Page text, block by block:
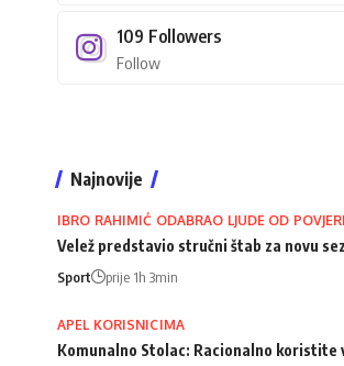
109 Followers
Follow
Najnovije
IBRO RAHIMIĆ ODABRAO LJUDE OD
Velež predstavio stručni štab za novu
Sport prije 1h 3min
APEL KORISNICIMA
Komunalno Stolac: Racionalno koristite